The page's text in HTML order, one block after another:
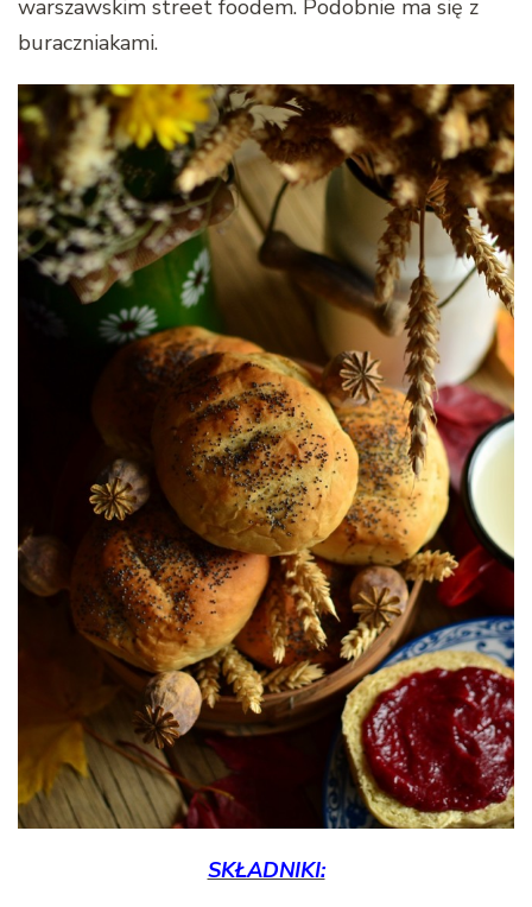
warszawskim street foodem. Podobnie ma się z
buraczniakami.
SKŁADNIKI: